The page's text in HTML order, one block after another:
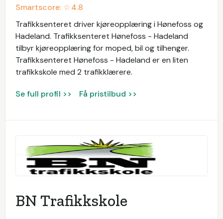
Smartscore: ☆4.8
Trafikksenteret driver kjøreopplæring i Hønefoss og
Hadeland. Trafikksenteret Hønefoss - Hadeland
tilbyr kjøreopplæring for moped, bil og tilhenger.
Trafikksenteret Hønefoss - Hadeland er en liten
trafikkskole med 2 trafikklærere.
Se full profil >> Få pristilbud >>
BN Trafikkskole